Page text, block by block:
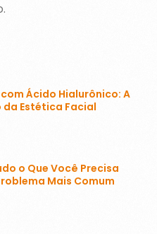
Ácido Hialurônico: A
Estética Facial
o Que Você Precisa
Mais Comum